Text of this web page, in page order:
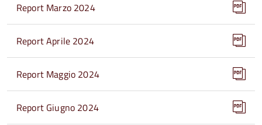
Report Marzo 2024
Report Aprile 2024
Report Maggio 2024
Report Giugno 2024